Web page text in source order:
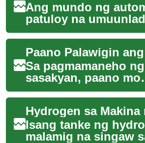
Ang mundo ng
patuloy na
sa mga pinaka-
panabik na aspeto
ang ergonomics ...
Sa pagmamaneho
sasakyan, paano mo
mapapahaba ang
makina nang hindi
ang karakter nito?
Isang tanke ng
malamig na singaw